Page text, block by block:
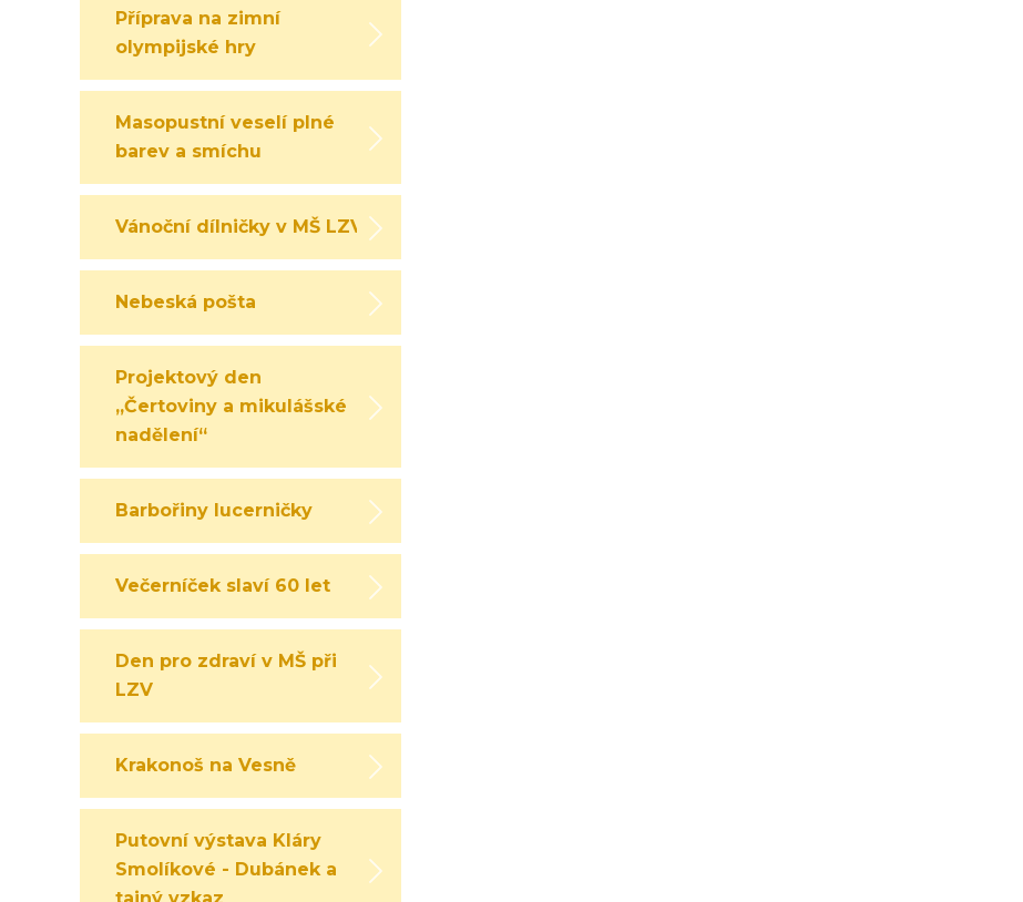
Příprava na zimní
olympijské hry
Masopustní veselí plné
barev a smíchu
Vánoční dílničky v MŠ LZV
Nebeská pošta
Projektový den
„Čertoviny a mikulášské
nadělení“
Barbořiny lucerničky
Večerníček slaví 60 let
Den pro zdraví v MŠ při
LZV
Krakonoš na Vesně
Putovní výstava Kláry
Smolíkové - Dubánek a